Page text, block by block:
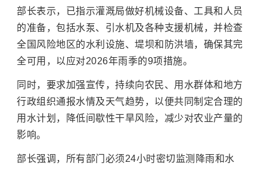
部长表示，已指示灌溉局做好机械设备、工具和人员
的准备，包括水泵、引水机及各种支援机械，并检查
全国风险地区的水利设施、堤坝和防洪墙，确保其完
全可用，以应对2026年雨季的9项措施。
同时，要求加强宣传，持续向农民、用水群体和地方
行政组织通报水情及天气趋势，以便共同制定合理的
用水计划，降低间歇性干旱风险，减少对农业产量的
影响。
部长强调，所有部门必须24小时密切监测降雨和水